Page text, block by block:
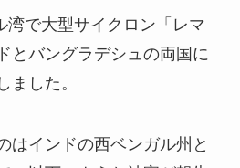
湾で大型サイクロン「レマ
とバングラデシュの両国に
ました。
はインドの西ベンガル州と